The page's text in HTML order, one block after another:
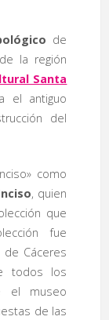
de
la región
Santa
el antiguo
del
como
, quien
que
fue
de Cáceres
todos los
el museo
de las